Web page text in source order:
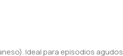
Ideal para episodios agudos